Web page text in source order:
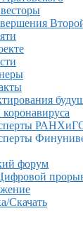
форум
Скачать